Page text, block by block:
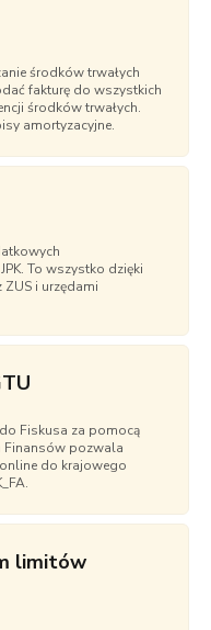
środków trwałych
środków trwałych.
amortyzacyjne.
i urzędami
Fiskusa za pomocą
Finansów pozwala
do krajowego
limitów